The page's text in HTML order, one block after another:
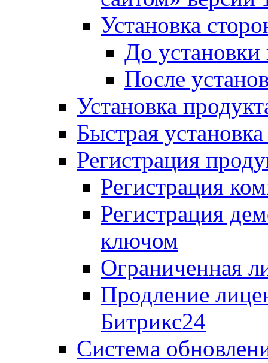
Установка
До установки
После
Установка
Быстрая
Регистрация
Регистрация
Регистрация
ключом
Ограниченная
Продление
Битрикс24
Система